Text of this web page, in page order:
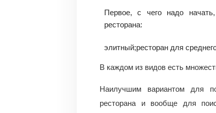
Первое, с чего надо
ресторана:
элитный;ресторан для
В каждом из видов есть
Наилучшим вариантом для
ресторана и вообще для